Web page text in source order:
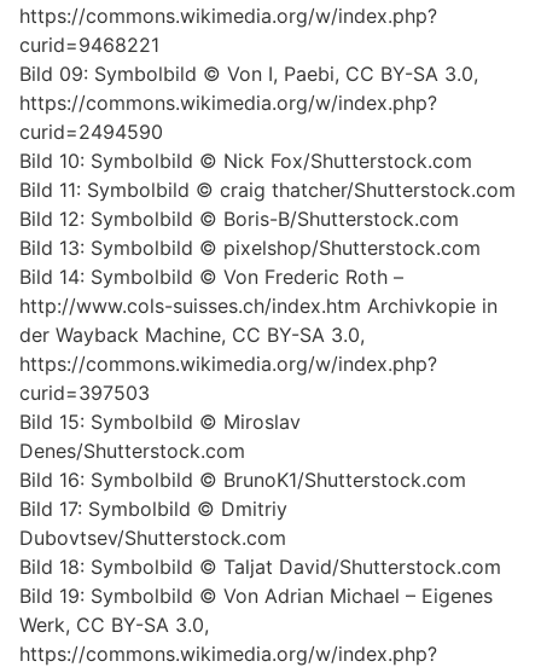
https://commons.wikimedia.org/w/index.php?
curid=9468221
Bild 09: Symbolbild © Von I, Paebi, CC BY-SA 3.0,
https://commons.wikimedia.org/w/index.php?
curid=2494590
Bild 10: Symbolbild © Nick Fox/Shutterstock.com
Bild 11: Symbolbild © craig thatcher/Shutterstock.com
Bild 12: Symbolbild © Boris-B/Shutterstock.com
Bild 13: Symbolbild © pixelshop/Shutterstock.com
Bild 14: Symbolbild © Von Frederic Roth –
http://www.cols-suisses.ch/index.htm Archivkopie in
der Wayback Machine, CC BY-SA 3.0,
https://commons.wikimedia.org/w/index.php?
curid=397503
Bild 15: Symbolbild © Miroslav
Denes/Shutterstock.com
Bild 16: Symbolbild © BrunoK1/Shutterstock.com
Bild 17: Symbolbild © Dmitriy
Dubovtsev/Shutterstock.com
Bild 18: Symbolbild © Taljat David/Shutterstock.com
Bild 19: Symbolbild © Von Adrian Michael – Eigenes
Werk, CC BY-SA 3.0,
https://commons.wikimedia.org/w/index.php?